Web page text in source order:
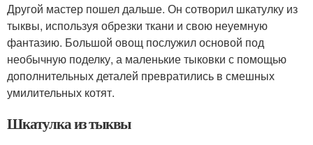
Другой мастер пошел дальше. Он сотворил шкатулку из
тыквы, используя обрезки ткани и свою неуемную
фантазию. Большой овощ послужил основой под
необычную поделку, а маленькие тыковки с помощью
дополнительных деталей превратились в смешных
умилительных котят.
Шкатулка из тыквы